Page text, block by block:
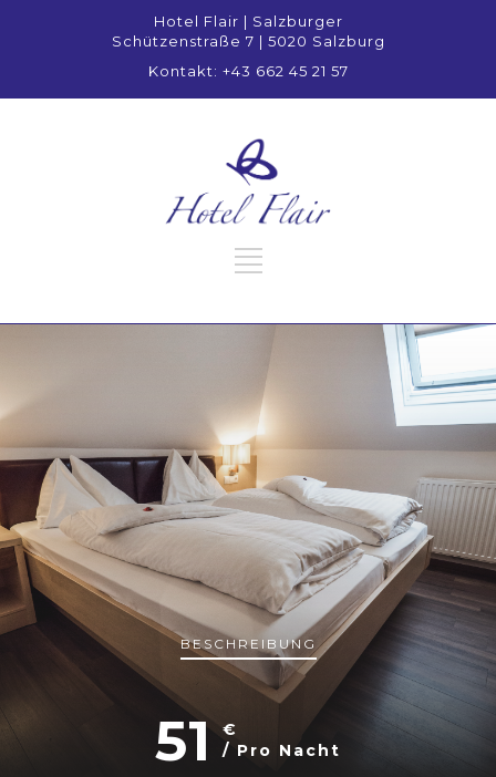
Hotel Flair | Salzburger
Schützenstraße 7 | 5020 Salzburg
Kontakt: +43 662 45 21 57
BESCHREIBUNG
51 €
/ Pro Nacht